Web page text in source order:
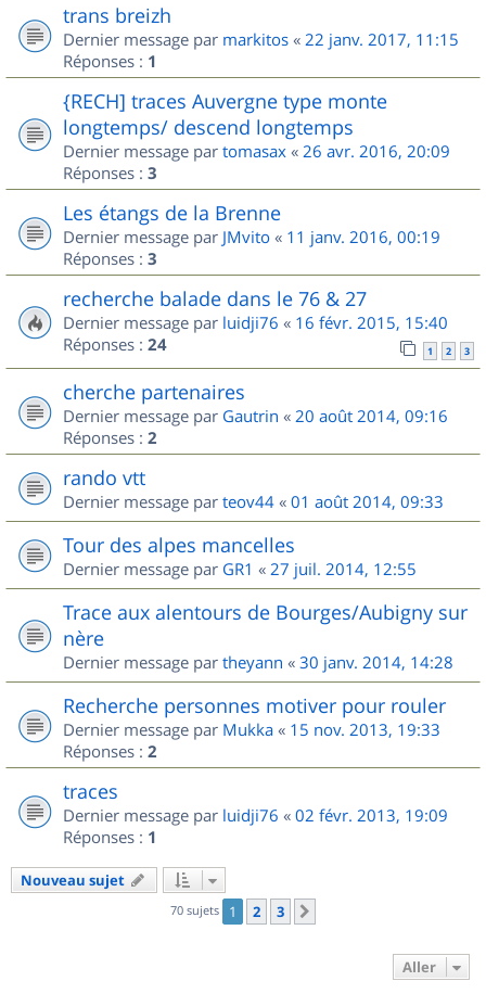
trans breizh
Dernier message par markitos « 22 janv. 2017, 11:15
Réponses : 1
{RECH] traces Auvergne type monte
longtemps/ descend longtemps
Dernier message par tomasax « 26 avr. 2016, 20:09
Réponses : 3
Les étangs de la Brenne
Dernier message par JMvito « 11 janv. 2016, 00:19
Réponses : 3
recherche balade dans le 76 & 27
Dernier message par luidji76 « 16 févr. 2015, 15:40
Réponses : 24 1 2 3
cherche partenaires
Dernier message par Gautrin « 20 août 2014, 09:16
Réponses : 2
rando vtt
Dernier message par teov44 « 01 août 2014, 09:33
Tour des alpes mancelles
Dernier message par GR1 « 27 juil. 2014, 12:55
Trace aux alentours de Bourges/Aubigny sur
nère
Dernier message par theyann « 30 janv. 2014, 14:28
Recherche personnes motiver pour rouler
Dernier message par Mukka « 15 nov. 2013, 19:33
Réponses : 2
traces
Dernier message par luidji76 « 02 févr. 2013, 19:09
Réponses : 1
Nouveau sujet
70 sujets 1 2 3
Aller